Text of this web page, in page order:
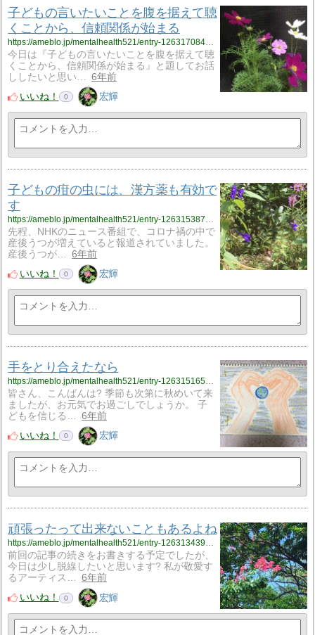
子どもの言いたいことを腹を据えて聴
くことから、信頼関係が始まる
今日は『子どもの言いたいことを腹を据えて聴
くことから、信頼関係が始まる』と題してお話
ししたいと思い…
6年前
いいね！
0 宏輝
子どもの疳の虫には、漢方薬も有効で
す
先程、NHKのニュース番組で、コロナ禍の中で
産後うつが増えていると報道されていました。
産後うつが…
6年前
いいね！
0 宏輝
手をとり合えたなら
https://ameblo.jp/mentalhealth521/entry-12631516519.html
皆さん、こんばんは? 季節も次第に秋めいて来
ましたが、お元気でお過ごしでしょうか。 子
どもを信じる…
6年前
いいね！
0 宏輝
頑張ったって出来ないこともあるよね
https://ameblo.jp/mentalhealth521/entry-12631343970.html
前回の記事の続きをお書きする予定でしたが、
今日は少し脱線したいと思います? 私が敬愛す
るアーティス…
6年前
いいね！
0 宏輝